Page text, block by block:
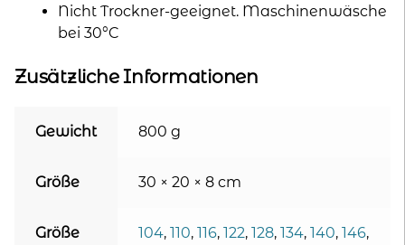
Nicht Trockner-geeignet. Maschinenwäsche
bei 30°C
Zusätzliche Informationen
Gewicht 800 g
Größe 30 × 20 × 8 cm
Größe 104, 110, 116, 122, 128, 134, 140, 146,